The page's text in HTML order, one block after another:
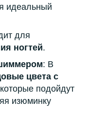
идеальный
для
ногтей.
: В
цвета с
подойдут
изюминку